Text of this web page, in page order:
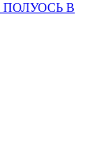
В